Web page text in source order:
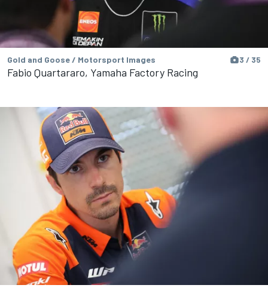
Gold and Goose / Motorsport Images 3 / 35
Fabio Quartararo, Yamaha Factory Racing